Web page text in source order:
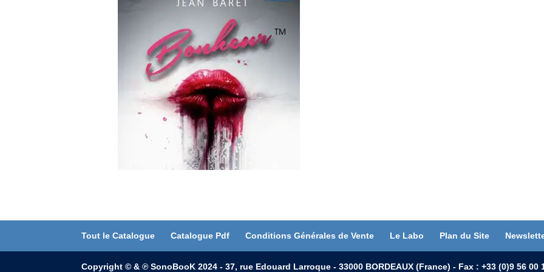
Tout le Catalogue Catalogue Pdf Conditions Générales de Vente Le Labo Plan du Site
Copyright © & ℗ SonoBooK 2024 - 37, rue Edouard Larroque - 33000 BORDEAUX (France) - Fax : +33 (0)9 56